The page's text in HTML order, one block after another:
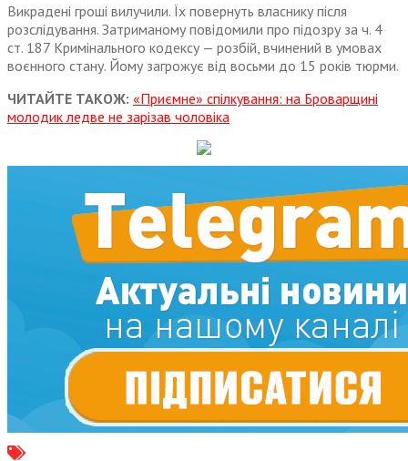
Викрадені гроші вилучили. Їх повернуть власнику після
розслідування. Затриманому повідомили про підозру за ч. 4
ст. 187 Кримінального кодексу — розбій, вчинений в умовах
воєнного стану. Йому загрожує від восьми до 15 років тюрми.
ЧИТАЙТЕ ТАКОЖ: «Приємне» спілкування: на Броварщині
молодик ледве не зарізав чоловіка